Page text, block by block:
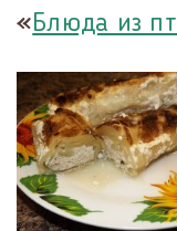
«Блюда из